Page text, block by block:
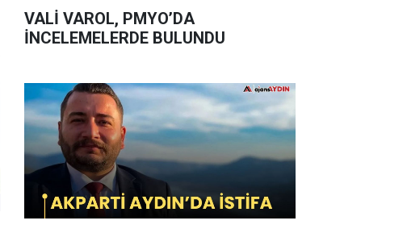
VALİ VAROL, PMYO’DA
İNCELEMELERDE BULUNDU